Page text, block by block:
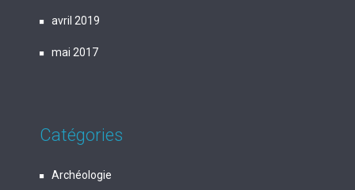
avril 2019
mai 2017
Catégories
Archéologie